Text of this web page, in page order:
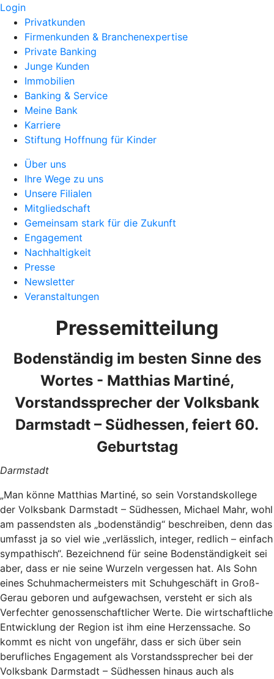
Login
Privatkunden
Firmenkunden & Branchenexpertise
Private Banking
Junge Kunden
Immobilien
Banking & Service
Meine Bank
Karriere
Stiftung Hoffnung für Kinder
Über uns
Ihre Wege zu uns
Unsere Filialen
Mitgliedschaft
Gemeinsam stark für die Zukunft
Engagement
Nachhaltigkeit
Presse
Newsletter
Veranstaltungen
Pressemitteilung
Bodenständig im besten Sinne des
Wortes - Matthias Martiné,
Vorstandssprecher der Volksbank
Darmstadt – Südhessen, feiert 60.
Geburtstag
Darmstadt
„Man könne Matthias Martiné, so sein Vorstandskollege
der Volksbank Darmstadt – Südhessen, Michael Mahr, wohl
am passendsten als „bodenständig“ beschreiben, denn das
umfasst ja so viel wie „verlässlich, integer, redlich – einfach
sympathisch“. Bezeichnend für seine Bodenständigkeit sei
aber, dass er nie seine Wurzeln vergessen hat. Als Sohn
eines Schuhmachermeisters mit Schuhgeschäft in Groß-
Gerau geboren und aufgewachsen, versteht er sich als
Verfechter genossenschaftlicher Werte. Die wirtschaftliche
Entwicklung der Region ist ihm eine Herzenssache. So
kommt es nicht von ungefähr, dass er sich über sein
berufliches Engagement als Vorstandssprecher bei der
Volksbank Darmstadt – Südhessen hinaus auch als